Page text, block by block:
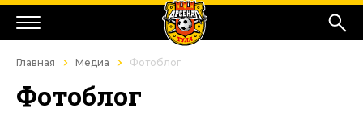
Главная Медиа Фотоблог
Фотоблог